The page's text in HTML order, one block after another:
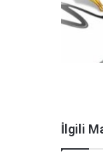
m
e
d
a
d
İlgili